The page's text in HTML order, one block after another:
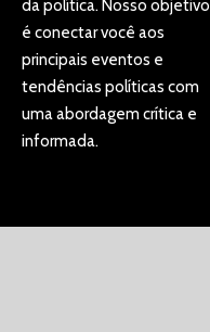
da política. Nosso objetivo
é conectar você aos
principais eventos e
tendências políticas com
uma abordagem crítica e
informada.